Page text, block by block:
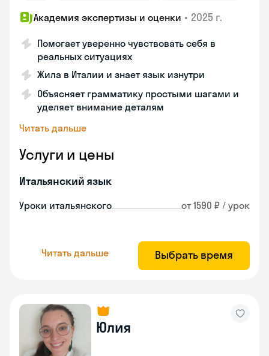
Академия экспертизы и оценки • 2025 г.
Помогает уверенно чувствовать себя в
реальных ситуациях
Жила в Италии и знает язык изнутри
Объясняет грамматику простыми шагами и
уделяет внимание деталям
Читать дальше
Услуги и цены
Итальянский язык
Уроки итальянского от 1590 ₽ / урок
Читать дальше Выбрать время
Юлия